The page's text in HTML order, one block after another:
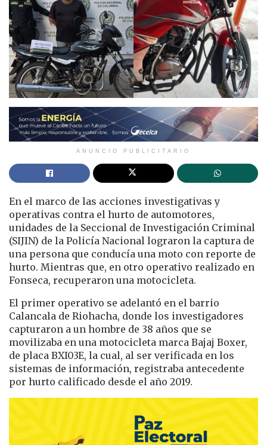
ANUNCIO PUBLICITARIO
En el marco de las acciones investigativas y
operativas contra el hurto de automotores,
unidades de la Seccional de Investigación Criminal
(SIJIN) de la Policía Nacional lograron la captura de
una persona que conducía una moto con reporte de
hurto. Mientras que, en otro operativo realizado en
Fonseca, recuperaron una motocicleta.
El primer operativo se adelantó en el barrio
Calancala de Riohacha, donde los investigadores
capturaron a un hombre de 38 años que se
movilizaba en una motocicleta marca Bajaj Boxer,
de placa BXI03E, la cual, al ser verificada en los
sistemas de información, registraba antecedente
por hurto calificado desde el año 2019.